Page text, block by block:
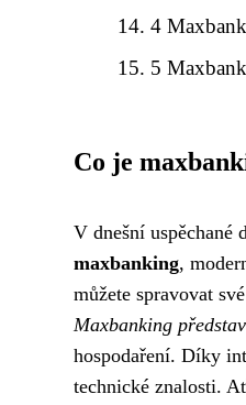
4
5
Co je
V dnešní uspěchané
maxbanking,
můžete spravovat
Maxbanking
hospodaření. Díky
technické znalosti.